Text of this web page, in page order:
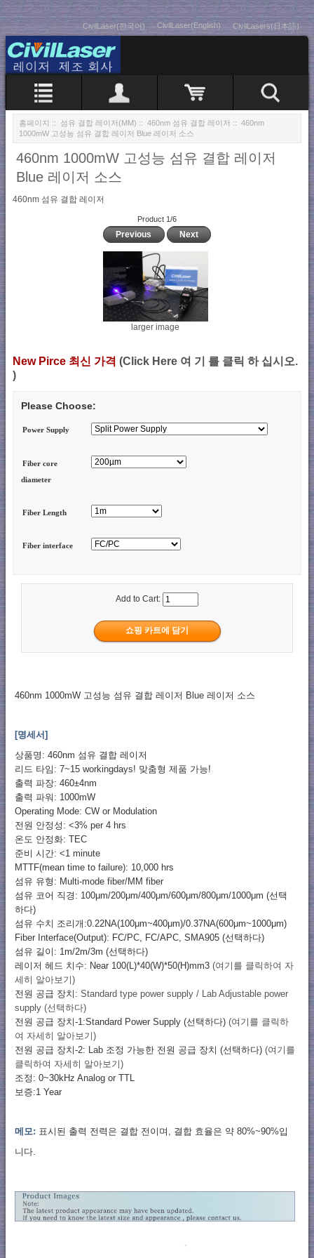
CivilLaser(한국어) CivilLaser(English) CivilLasers(日本語)
홈페이지 :: 섬유 결합 레이저(MM) :: 460nm 섬유 결합 레이저 :: 460nm
1000mW 고성능 섬유 결합 레이저 Blue 레이저 소스
460nm 1000mW 고성능 섬유 결합 레이저
Blue 레이저 소스
460nm 섬유 결합 레이저
Product 1/6
Previous Next
larger image
New Pirce 최신 가격 (Click Here 여 기 를 클릭 하 십시오.
)
Please Choose:
Power Supply
Fiber core
diameter
Fiber Length
Fiber interface
Add to Cart:
460nm 1000mW 고성능 섬유 결합 레이저 Blue 레이저 소스
[명세서]
상품명: 460nm 섬유 결합 레이저
리드 타임: 7~15 workingdays! 맞춤형 제품 가능!
출력 파장: 460±4nm
출력 파워: 1000mW
Operating Mode: CW or Modulation
전원 안정성: <3% per 4 hrs
온도 안정화: TEC
준비 시간: <1 minute
MTTF(mean time to failure): 10,000 hrs
섬유 유형: Multi-mode fiber/MM fiber
섬유 코어 직경: 100μm/200μm/400μm/600μm/800μm/1000μm (선택
하다)
섬유 수치 조리개:0.22NA(100μm~400μm)/0.37NA(600μm~1000μm)
Fiber Interface(Output): FC/PC, FC/APC, SMA905 (선택하다)
섬유 길이: 1m/2m/3m (선택하다)
레이저 헤드 치수: Near 100(L)*40(W)*50(H)mm3 (여기를 클릭하여 자
세히 알아보기)
전원 공급 장치: Standard type power supply / Lab Adjustable power
supply (선택하다)
전원 공급 장치-1:Standard Power Supply (선택하다) (여기를 클릭하
여 자세히 알아보기)
전원 공급 장치-2: Lab 조정 가능한 전원 공급 장치 (선택하다) (여기를
클릭하여 자세히 알아보기)
조정: 0~30kHz Analog or TTL
보증:1 Year
메모: 표시된 출력 전력은 결합 전이며, 결합 효율은 약 80%~90%입
니다.